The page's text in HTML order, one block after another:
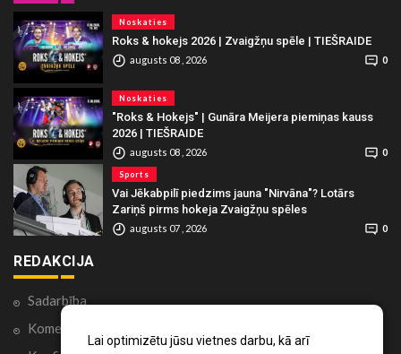
Lai optimizētu jūsu vietnes darbu, kā arī
Noskaties
Roks & hokejs 2026 | Zvaigžņu spēle | TIEŠRAIDE
augusts 08 , 2026 0
Noskaties
"Roks & Hokejs" | Gunāra Meijera piemiņas kauss
2026 | TIEŠRAIDE
augusts 08 , 2026 0
Sports
Vai Jēkabpilī piedzims jauna "Nirvāna"? Lotārs
Zariņš pirms hokeja Zvaigžņu spēles
augusts 07 , 2026 0
REDAKCIJA
Sadarbība
Komentāri portālā